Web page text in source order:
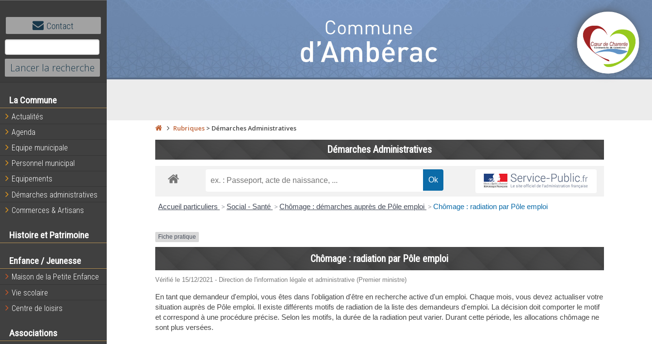
Contact
La Commune
Actualités
Agenda
Equipe municipale
Personnel municipal
Equipements
Démarches administratives
Commerces & Artisans
Histoire et Patrimoine
Enfance / Jeunesse
Maison de la Petite Enfance
Vie scolaire
Centre de loisirs
Associations
Rubriques> Démarches Administratives
Démarches Administratives
Accueil particuliers > Social - Santé > Chômage : démarches auprès de Pôle emploi > Chômage : radiation par Pôle emploi
Fiche pratique
Chômage : radiation par Pôle emploi
Vérifié le 15/12/2021 - Direction de l'information légale et administrative (Premier ministre)
En tant que demandeur d'emploi, vous êtes dans l'obligation d'être en recherche active d'un emploi. Chaque mois, vous devez actualiser votre
situation auprès de Pôle emploi. Il existe différents motifs de radiation de la liste des demandeurs d'emploi. La décision doit comporter le motif
et correspond à une procédure précise. Selon les motifs, la durée de la radiation peut varier. Durant cette période, les allocations chômage ne
sont plus versées.